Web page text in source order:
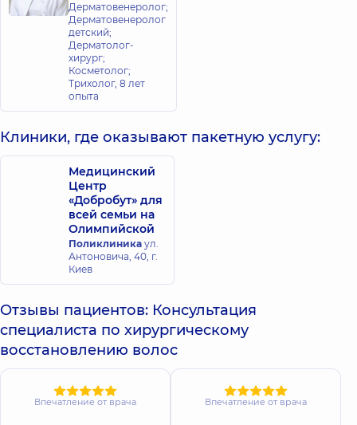
Дерматовенеролог;
Дерматовенеролог
детский;
Дерматолог-
хирург;
Косметолог;
Трихолог, 8 лет
опыта
Клиники, где оказывают пакетную услугу:
Медицинский
Центр
«Добробут» для
всей семьи на
Олимпийской
Поликлиника ул.
Антоновича, 40, г.
Киев
Отзывы пациентов: Консультация
специалиста по хирургическому
восстановлению волос
Впечатление от врача Впечатление от врача